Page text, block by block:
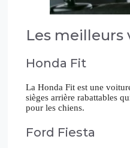
Les meilleurs
Honda Fit
La Honda Fit est une
sièges arrière rabattables
pour les chiens.
Ford Fiesta